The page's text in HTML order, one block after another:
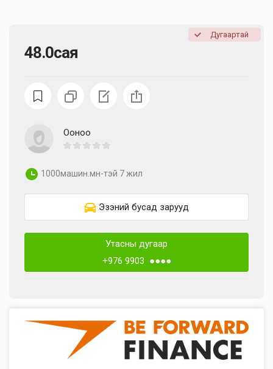
48.0сая
Дугаартай
Ооноо
1000машин.мн-тэй 7 жил
Эзэний бусад зарууд
Утасны дугаар
+976 9903 ●●●●